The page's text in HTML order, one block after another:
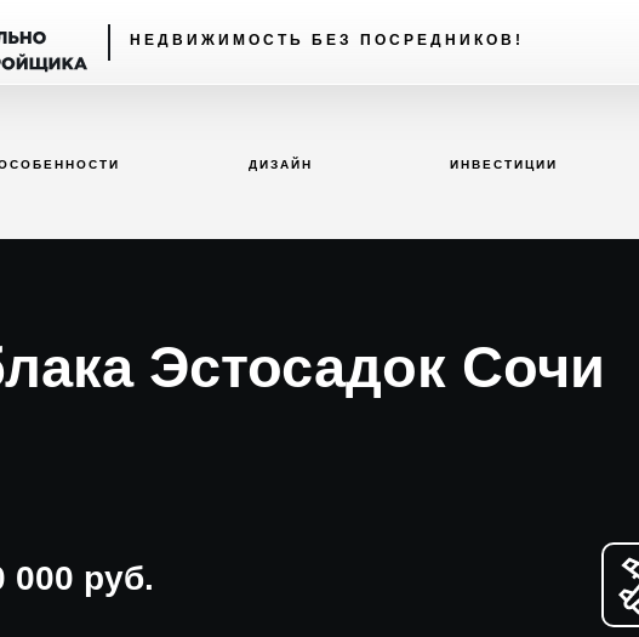
НЕДВИЖИМОСТЬ БЕЗ ПОСРЕДНИКОВ!
ДИЗАЙН ИНВЕСТИЦИИ
Эстосадок Сочи
000 руб.